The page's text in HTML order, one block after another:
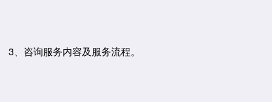
3、咨询服务内容及服务流程。